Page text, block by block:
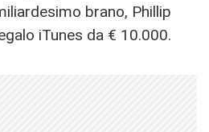
brano, Phillip
iTunes da € 10.000.